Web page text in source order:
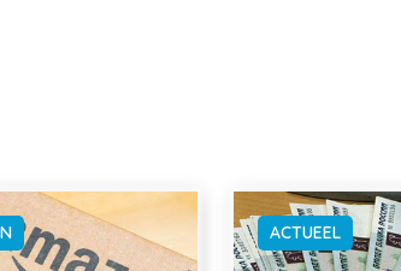
ACTUEEL